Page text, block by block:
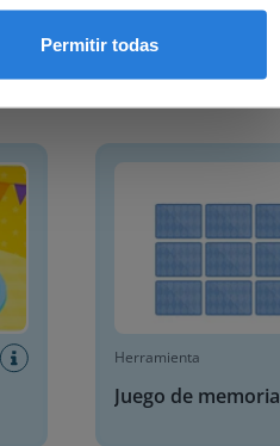
Permitir todas
Herramienta
Juego de memoria